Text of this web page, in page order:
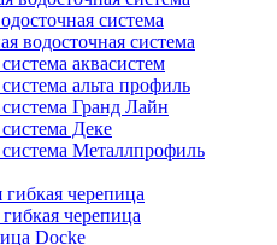
система
водосточная система
аквасистем
альта профиль
Гранд Лайн
Деке
Металлпрофиль
черепица
черепица
Docke